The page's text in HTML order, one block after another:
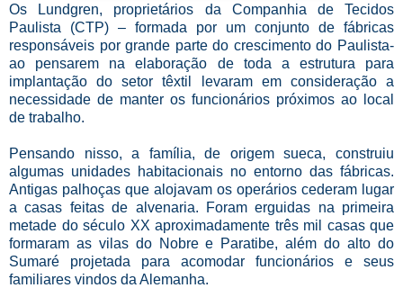
Os Lundgren, proprietários da Companhia de Tecidos
Paulista (CTP) – formada por um conjunto de fábricas
responsáveis por grande parte do crescimento do Paulista-
ao pensarem na elaboração de toda a estrutura para
implantação do setor têxtil levaram em consideração a
necessidade de manter os funcionários próximos ao local
de trabalho.
Pensando nisso, a família, de origem sueca, construiu
algumas unidades habitacionais no entorno das fábricas.
Antigas palhoças que alojavam os operários cederam lugar
a casas feitas de alvenaria. Foram erguidas na primeira
metade do século XX aproximadamente três mil casas que
formaram as vilas do Nobre e Paratibe, além do alto do
Sumaré projetada para acomodar funcionários e seus
familiares vindos da Alemanha.